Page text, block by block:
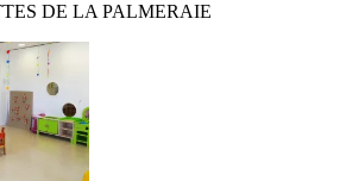
DE LA PALMERAIE